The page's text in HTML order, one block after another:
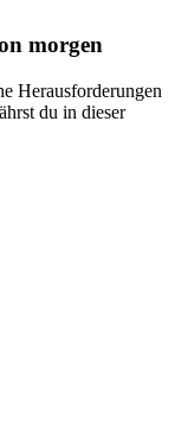
morgen
Herausforderungen
du in dieser